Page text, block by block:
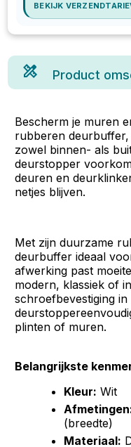
BEKIJK
Product
Bescherm je muren
rubberen
zowel binnen- als
deurstopper
deuren en
netjes blijven.
Met zijn duurzame
deurbuffer ideaal
afwerking past
modern, klassiek of
schroefbevestiging in
plinten of muren.
Belangrijkste
Kleur: Wit
(breedte)
Materiaal: